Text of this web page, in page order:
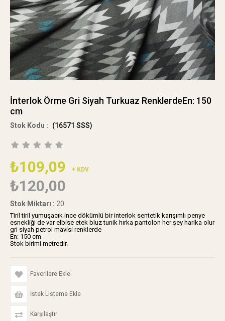
İnterlok Örme Gri Siyah Turkuaz RenklerdeEn: 150
cm
(16571 SSS)
₺109,09 + KDV
₺120,00
Stok Miktarı : 20
Tiril tiril yumuşacık ince dökümlü bir interlok sentetik karışımlı penye
esnekliği de var elbise etek bluz tunik hırka pantolon her şey harika olur
gri siyah petrol mavisi renklerde
En: 150 cm
Stok birimi metredir.
Favorilere Ekle
İstek Listeme Ekle
Karşılaştır